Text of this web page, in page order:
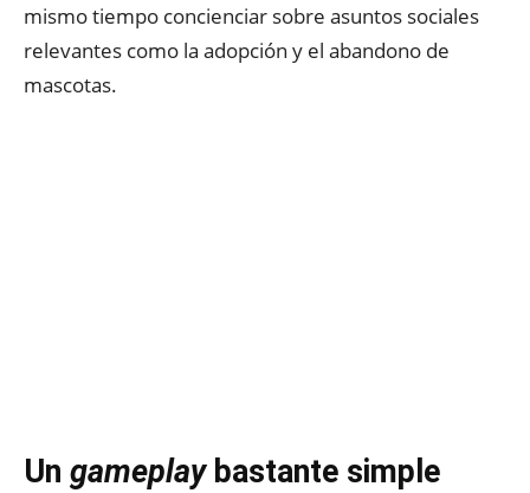
mismo tiempo concienciar sobre asuntos sociales
relevantes como la adopción y el abandono de
mascotas.
Un gameplaybastante simple